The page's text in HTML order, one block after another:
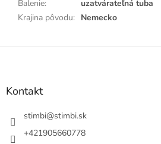
Balenie:
uzatvárateľná tuba
Krajina pôvodu: Nemecko
Z
Kontakt
stimbi@stimbi.sk
+421905660778